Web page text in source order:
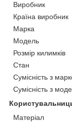
Виробник
Країна виробник
Марка
Модель
Розмір килимків
Стан
Сумісність з
Сумісність з
Матеріал